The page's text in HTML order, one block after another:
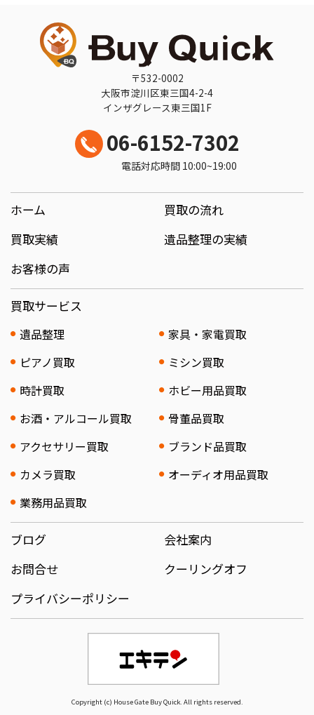
〒532-0002
大阪市淀川区東三国4-2-4
インザグレース東三国1F
06-6152-7302
電話対応時間 10:00~19:00
ホーム
買取の流れ
買取実績
遺品整理の実績
お客様の声
買取サービス
遺品整理
家具・家電買取
ピアノ買取
ミシン買取
時計買取
ホビー用品買取
お酒・アルコール買取
骨董品買取
アクセサリー買取
ブランド品買取
カメラ買取
オーディオ用品買取
業務用品買取
ブログ
会社案内
お問合せ
クーリングオフ
プライバシーポリシー
Copyright (c) House Gate Buy Quick. All rights reserved.